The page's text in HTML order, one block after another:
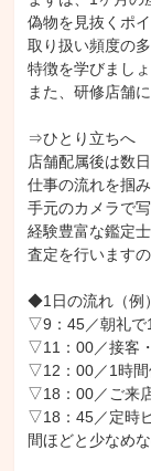
偽物を見抜くポ
取り扱い頻度の
特徴を学びましょ
また、研修店舗
⇒ひとり立ちへ
店舗配属後は数
仕事の流れを掴み
手元のカメラで写
経験豊富な鑑定
査定を行います
◆1日の流れ（例）
▽9：45／朝礼で
▽11：00／接客
▽12：00／1時間
▽18：00／ご来
▽18：45／定時
間ほどと少なめ